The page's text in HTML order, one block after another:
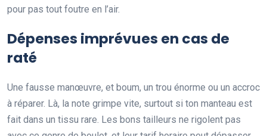
pour pas tout foutre en l’air.
Dépenses imprévues en cas de
raté
Une fausse manœuvre, et boum, un trou énorme ou un accroc
à réparer. Là, la note grimpe vite, surtout si ton manteau est
fait dans un tissu rare. Les bons tailleurs ne rigolent pas